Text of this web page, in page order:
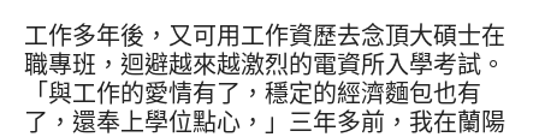
工作多年後，又可用工作資歷去念頂大碩士在
職專班，迴避越來越激烈的電資所入學考試。
「與工作的愛情有了，穩定的經濟麵包也有
了，還奉上學位點心，」三年多前，我在蘭陽